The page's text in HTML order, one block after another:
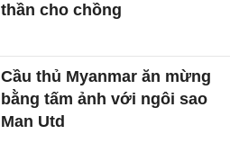
thần cho chồng
Cầu thủ Myanmar ăn mừng
bằng tấm ảnh với ngôi sao
Man Utd